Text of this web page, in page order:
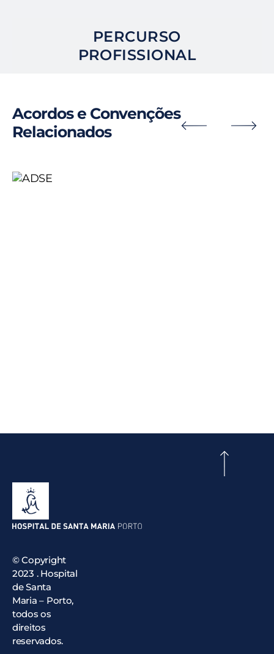
PERCURSO
PROFISSIONAL
Acordos e Convenções
Relacionados
© Copyright
2023 . Hospital
de Santa
Maria – Porto,
todos os
direitos
reservados.